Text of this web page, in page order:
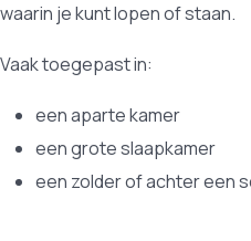
waarin je kunt lopen of staan.
Vaak toegepast in:
een aparte kamer
een grote slaapkamer
een zolder of achter een